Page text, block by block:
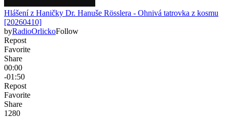
Hlášení z Haničky Dr. Hanuše Rösslera - Ohnivá tatrovka z kosmu
[20260410]
byRadioOrlickoFollow
Repost
Favorite
Share
00:00
-01:50
Repost
Favorite
Share
1280